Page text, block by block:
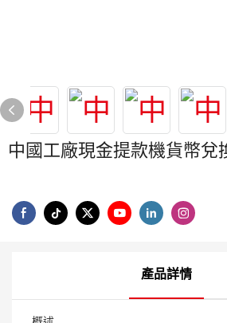
中國工廠現金提款機貨幣兌
產品詳情